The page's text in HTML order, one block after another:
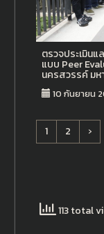
ตรวจประเมิน
แบบ Peer
นครสวรรค์ ม
10 กันยายน
1 2 ›
113 total